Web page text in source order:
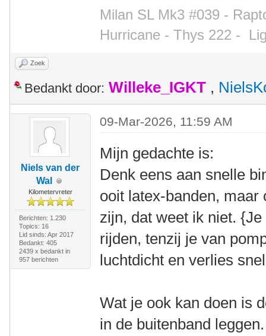
Milan SL Mk3 #039 -
Hurricane - Thys 222 -
Zoek
Bedankt door: Willeke_IGKT ,
Niels van der
Wal
Kilometervreter
Berichten: 1.230
Topics: 16
Lid sinds: Apr 2017
Bedankt: 405
2439 x bedankt in
957 berichten
09-Mar-2026, 11:59 AM
Mijn gedachte is:
Denk eens aan snelle
ooit latex-banden, maar
zijn, dat weet ik niet.
rijden, tenzij je van
luchtdicht en verlies
Wat je ook kan doen is
in de buitenband